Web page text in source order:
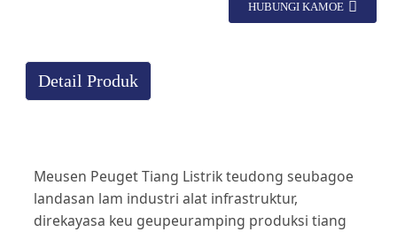
HUBUNGI KAMOE
Detail Produk
Meusen Peuget Tiang Listrik teudong seubagoe
landasan lam industri alat infrastruktur,
direkayasa keu geupeuramping produksi tiang